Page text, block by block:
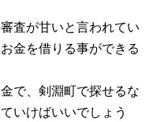
査が甘いと言われてい
金を借りる事ができる
で、剣淵町で探せるな
いけばいいでしょう